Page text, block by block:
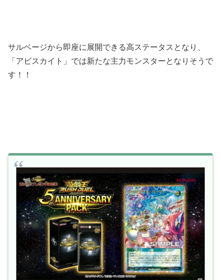
サルベージから即座に展開できる高ステータスとなり、
「アビスカイト」では新たな主力モンスターとなりそうで
す！！